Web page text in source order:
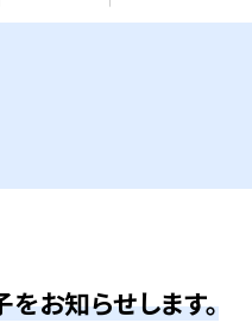
お知らせします。